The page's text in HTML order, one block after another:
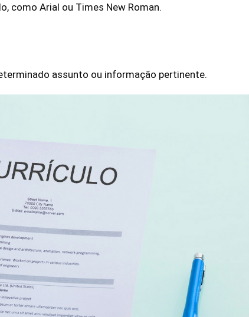
como Arial ou Times New Roman.
assunto ou informação pertinente.